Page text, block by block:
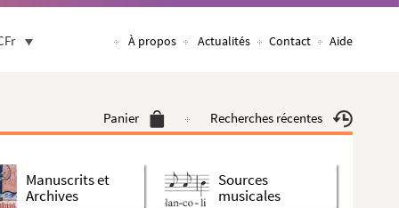
À propos Actualités Contact Aide
Panier Recherches récentes
Manuscrits et
Archives
Sources
musicales